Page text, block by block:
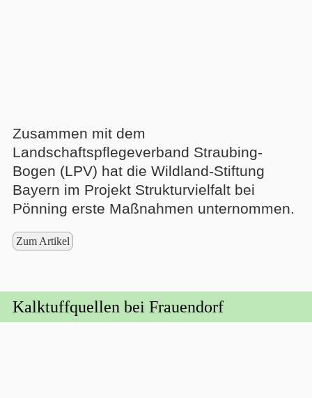
Zusammen mit dem
Landschaftspflegeverband Straubing-
Bogen (LPV) hat die Wildland-Stiftung
Bayern im Projekt Strukturvielfalt bei
Pönning erste Maßnahmen unternommen.
Zum Artikel
Kalktuffquellen bei Frauendorf